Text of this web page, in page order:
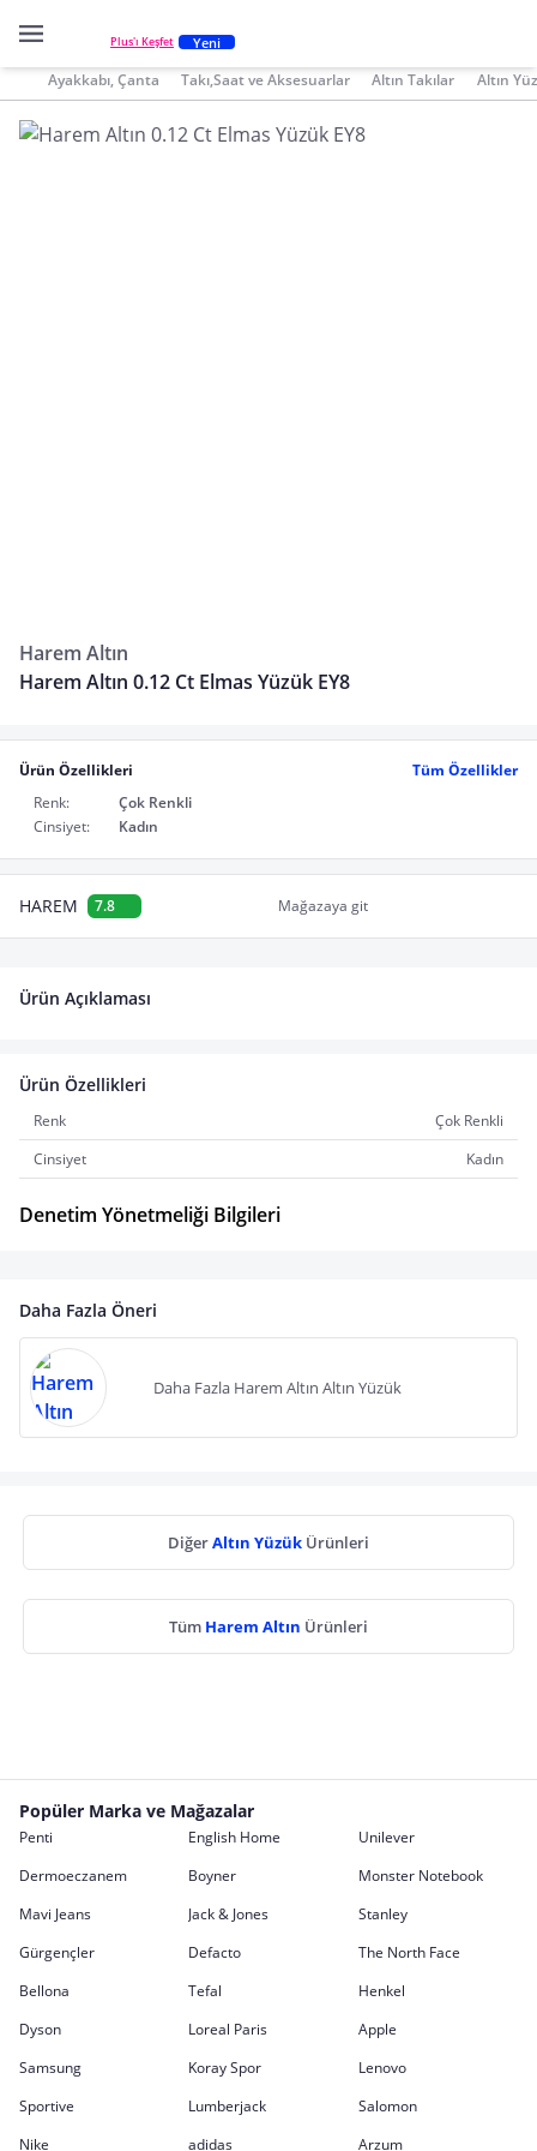
Plus'ı Keşfet Yeni
Ayakkabı, Çanta Takı,Saat ve Aksesuarlar Altın Takılar Altın
Harem Altın
Harem Altın 0.12 Ct Elmas Yüzük EY8
Ürün Özellikleri
Tüm Özellikler
Renk:
Çok Renkli
Cinsiyet:
Kadın
HAREM 7.8 Mağazaya git
Ürün Açıklaması
Ürün Özellikleri
Renk
Çok Renkli
Cinsiyet
Kadın
Denetim Yönetmeliği Bilgileri
Daha Fazla Öneri
Daha Fazla Harem Altın Altın Yüzük
DiğerAltın Yüzük Ürünleri
Tüm Harem Altın Ürünleri
Popüler Marka ve Mağazalar
Penti English Home
Unilever
Dermoeczanem
Boyner
Monster Notebook
Mavi Jeans
Jack & Jones
Stanley
Gürgençler
Defacto
The North Face
Bellona
Tefal
Henkel
Dyson
Loreal Paris
Apple
Samsung
Koray Spor
Lenovo
Sportive
Lumberjack
Salomon
Nike
adidas Arzum